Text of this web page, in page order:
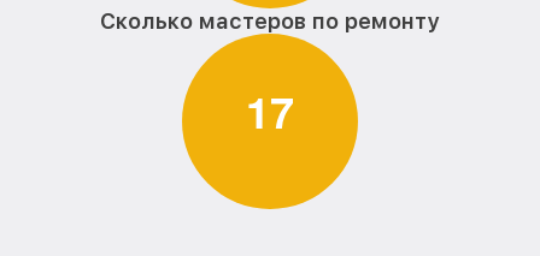
Сколько мастеров по ремонту
17